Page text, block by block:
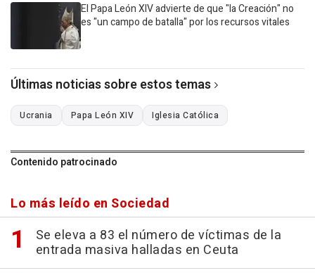
El Papa León XIV advierte de que "la Creación" no
es "un campo de batalla" por los recursos vitales
Últimas noticias sobre estos temas
Ucrania Papa León XIV Iglesia Católica
Contenido patrocinado
Lo más leído en Sociedad
Se eleva a 83 el número de víctimas de la
entrada masiva halladas en Ceuta